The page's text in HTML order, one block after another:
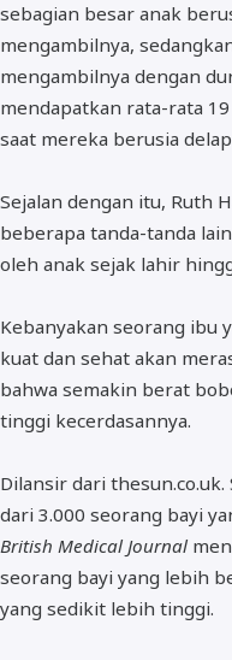
sebagian besar anak
mengambilnya,
mengambilnya dengan
mendapatkan rata-rata
saat mereka berusia
Sejalan dengan itu, Ruth
beberapa tanda-tanda
oleh anak sejak lahir
Kebanyakan seorang ibu
kuat dan sehat akan
bahwa semakin berat
tinggi kecerdasannya.
Dilansir dari
dari 3.000 seorang bayi
British Medical Journal
seorang bayi yang lebih
yang sedikit lebih tinggi.